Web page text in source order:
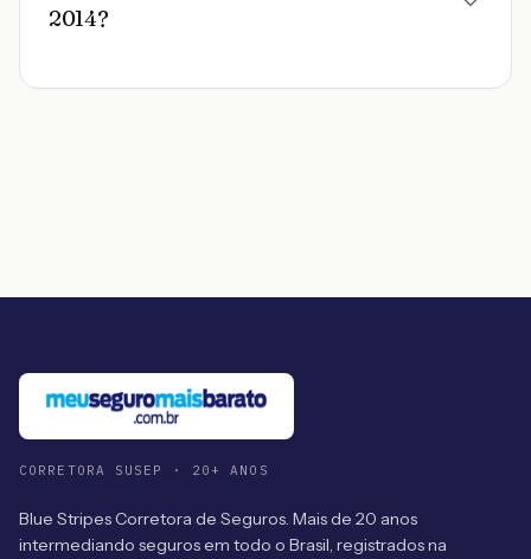
2014?
CORRETORA SUSEP · 20+ ANOS
Blue Stripes Corretora de Seguros. Mais de 20 anos
intermediando seguros em todo o Brasil, registrados na